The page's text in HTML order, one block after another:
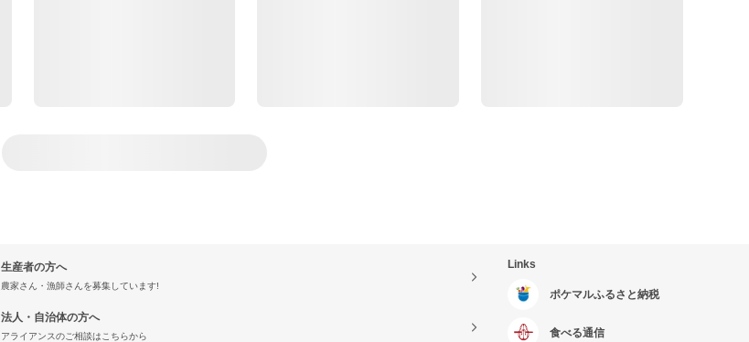
生産者の方へ
農家さん・漁師さんを募集しています!
法人・自治体の方へ
アライアンスのご相談はこちらから
Links
ポケマルふるさと納税
食べる通信